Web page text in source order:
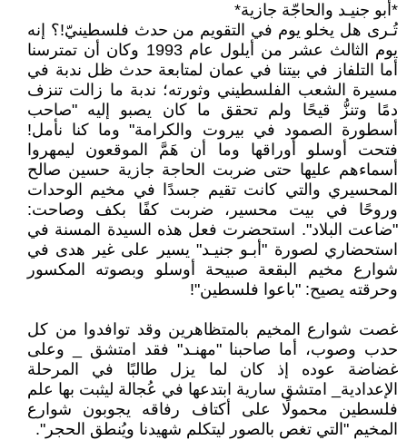
*أبو جنيـد والحاجّة جازية*
تُـرى هل يخلو يوم في التقويم من حدث فلسطينيّ!؟ إنه
يوم الثالث عشر من أيلول عام 1993 وكان أن تمترسنا
أما التلفاز في بيتنا في عمان لمتابعة حدث ظل ندبة في
مسيرة الشعب الفلسطيني وثورته؛ ندبة ما زالت تنزف
دمًا وتنزُّ قيحًا ولم تحقق ما كان يصبو إليه "صاحب
أسطورة الصمود في بيروت والكرامة" وما كنا نأمل!
فتحت أوسلو أوراقها وما أن هَمَّ الموقعون ليمهروا
أسماءهم عليها حتى ضربت الحاجة جازية حسين صالح
المحسيري والتي كانت تقيم جسدًا في مخيم الوحدات
وروحًا في بيت محسير، ضربت كفًا بكف وصاحت:
"ضاعت البلاد". استحضرت فعل هذه السيدة المسنة في
استحضاري لصورة "أبـو جنيـد" يسير على غير هدى في
شوارع مخيم البقعة صبيحة أوسلو وبصوته المكسور
وحرقته يصيح: "باعوا فلسطين"!
غصت شوارع المخيم بالمتظاهرين وقد توافدوا من كل
حدب وصوب، أما صاحبنا "مهنـد" فقد امتشق _ وعلى
غضاضة عوده إذ كان لما يزل طالبًا في المرحلة
الإعدادية_ امتشق سارية ابتدعها في عُجالة ليثبت بها علم
فلسطين محمولًا على أكتاف رفاقه يجوبون شوارع
المخيم "التي تغص بالصور ليتكلم شهيدنا ويُنطق الحجر".